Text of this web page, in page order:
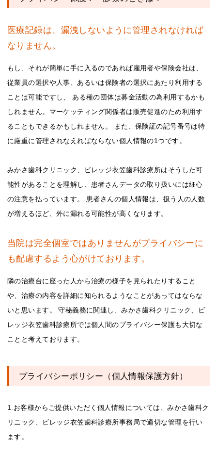
医療記録は、漏洩しないように管理されなければ
なりません。
もし、それが簡単に手に入るのであれば雇用者や保険会社は、
従業員の選択や人事、あるいは保険者の選択にあたり利用する
ことは可能ですし、 ある種の団体は募金活動の為利用するかも
しれません。マーケッティング関係者は販売促進のため利用す
ることもできるかもしれません。 また、保険証の記号番号は特
に厳重に管理されなえればならない個人情報の1つです。
みかさ歯科クリニック、ビレッジ衣笠歯科診療所はそうした可
能性があることを理解し、患者さんデータの取り扱いには細心
の注意を払っています。 患者さんの個人情報は、扱う人の人数
が増えるほど、外に漏れる可能性が高くなります。
当院は完全個室ではありませんがプライバシーに
も配慮するよう心がけております。
隣の治療台に座った人から治療の様子を見られたりすること
や、治療の内容を詳細に知られるようなことがあってはならな
いと思います。 守秘義務に関連し、みかさ歯科クリニック、ビ
レッジ衣笠歯科診療所では個人間のプライバシー保護も大切な
ことと考えております。
プライバシーポリシー（個人情報保護方針）
1.お客様からご提供いただく個人情報については、みかさ歯科ク
リニック、ビレッジ衣笠歯科診療所事務局で適切な管理を行い
ます。